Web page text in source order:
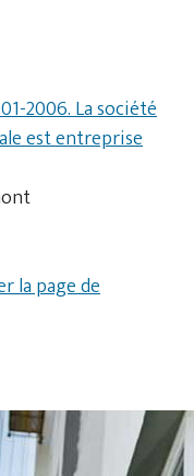
2006. La société
est entreprise
la page de